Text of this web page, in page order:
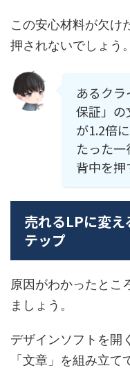
この安心材料が欠け
押されないでしょう。
あるク
保証」の
が1.2倍
たった
背中を押
売れるLPに変
テップ
原因がわかったとこ
ましょう。
デザインソフトを開
「文章」を組み立て